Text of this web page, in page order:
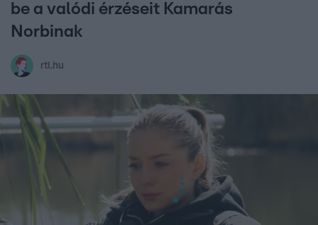
be a valódi érzéseit Kamarás
Norbinak
rtl.hu